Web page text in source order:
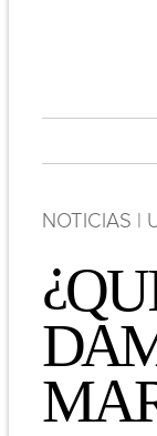
NOTICIAS |
¿